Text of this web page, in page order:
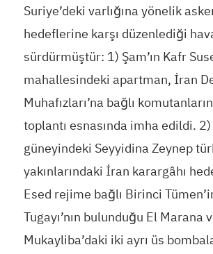
Suriye’deki varlığına yönelik
hedeflerine karşı düzenlediği hava
sürdürmüştür: 1) Şam’ın Kafr
mahallesindeki apartman, İran
Muhafızları’na bağlı
toplantı esnasında imha edildi. 2)
güneyindeki Seyyidina Zeynep
yakınlarındaki İran karargâhı
Esed rejime bağlı Birinci
Tugayı’nın bulunduğu El Marana
Mukayliba’daki iki ayrı üs